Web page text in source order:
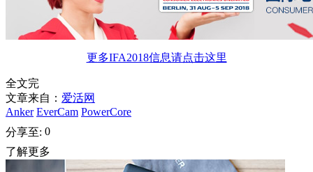
更多IFA2018信息请点击这里
全文完
文章来自： 爱活网
Anker EverCam PowerCore
分享至: 0
了解更多